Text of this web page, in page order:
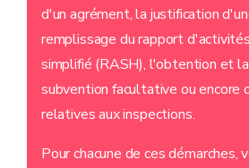
d'un agrément, la justification
remplissage du rapport
simplifié (RASH), l'obtention et
subvention facultative ou encore
relatives aux inspections.
Pour chacune de ces démarches,